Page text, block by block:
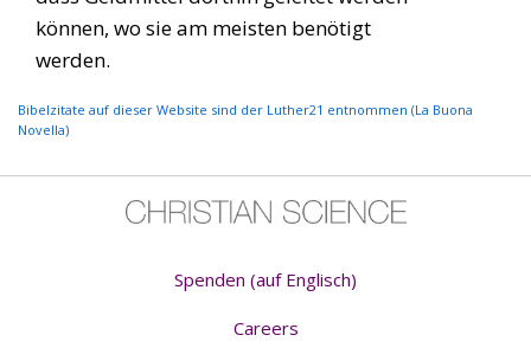
können, wo sie am meisten benötigt
werden.
Bibelzitate auf dieser Website sind der Luther21 entnommen (La Buona
Novella)
Spenden (auf Englisch)
Careers